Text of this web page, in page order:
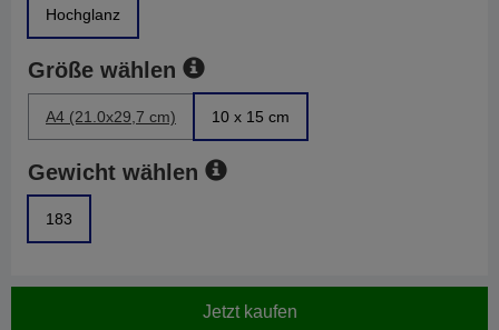
Hochglanz
Größe wählen
A4 (21.0x29,7 cm) 10 x 15 cm
Gewicht wählen
183
Jetzt kaufen